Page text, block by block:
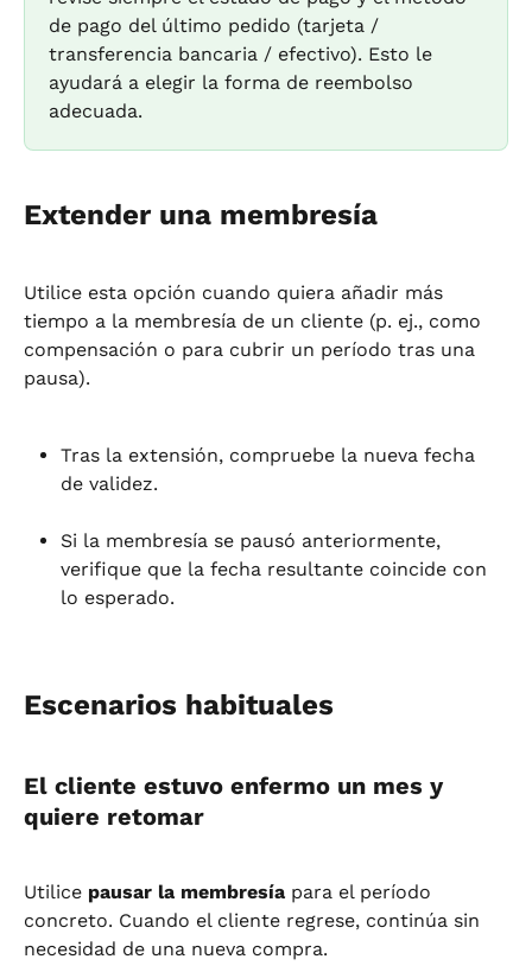
de pago del último pedido (tarjeta /
transferencia bancaria / efectivo). Esto le
ayudará a elegir la forma de reembolso
adecuada.
Extender una membresía
Utilice esta opción cuando quiera añadir más
tiempo a la membresía de un cliente (p. ej., como
compensación o para cubrir un período tras una
pausa).
Tras la extensión, compruebe la nueva fecha
de validez.
Si la membresía se pausó anteriormente,
verifique que la fecha resultante coincide con
lo esperado.
Escenarios habituales
El cliente estuvo enfermo un mes y
quiere retomar
Utilice pausar la membresía para el período
concreto. Cuando el cliente regrese, continúa sin
necesidad de una nueva compra.